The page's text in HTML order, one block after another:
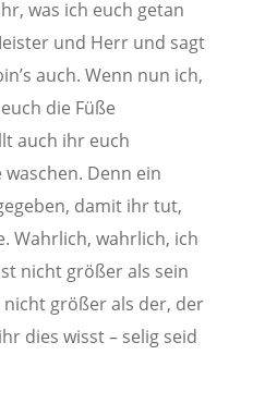
was ich euch getan
und Herr und sagt
auch. Wenn nun ich,
die Füße
auch ihr euch
Denn ein
damit ihr tut,
Wahrlich, wahrlich, ich
nicht größer als sein
größer als der, der
dies wisst – selig seid